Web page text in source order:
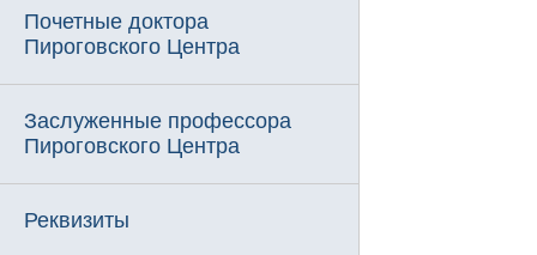
Почетные доктора
Пироговского Центра
Заслуженные профессора
Пироговского Центра
Реквизиты